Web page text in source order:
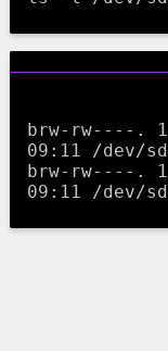
brw-rw----.
09:11 /dev/
brw-rw----.